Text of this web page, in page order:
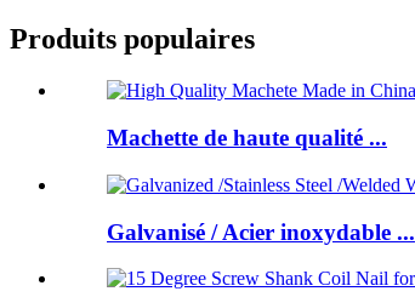
Produits populaires
Machette de haute qualité ...
Galvanisé / Acier inoxydable ...